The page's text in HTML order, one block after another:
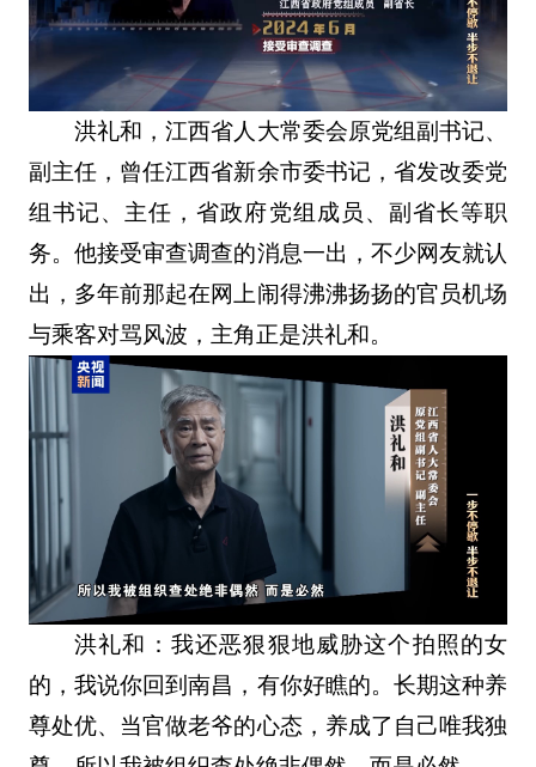
洪礼和，江西省人大常委会原党组副书记、
副主任，曾任江西省新余市委书记，省发改委党
组书记、主任，省政府党组成员、副省长等职
务。他接受审查调查的消息一出，不少网友就认
出，多年前那起在网上闹得沸沸扬扬的官员机场
与乘客对骂风波，主角正是洪礼和。
洪礼和：我还恶狠狠地威胁这个拍照的女
的，我说你回到南昌，有你好瞧的。长期这种养
尊处优、当官做老爷的心态，养成了自己唯我独